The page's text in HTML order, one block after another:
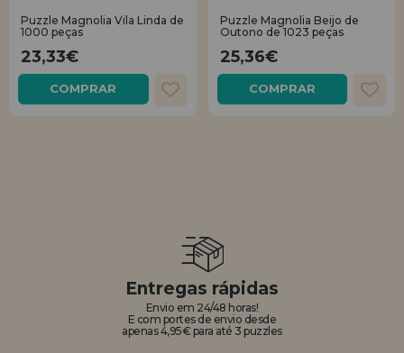
LIQUIDAÇÕES
EM FORMAÇÃO
novo cliente
Ao criar uma conta em casadopuzzle.com você poderá fazer suas
compras rapidamente em nossa loja virtual, verificar o status de seus
pedidos e consultar suas operações anteriores.
quero me cadastrar como
novo distribuidor
Puzzle Magnolia Vila Linda de
1000 peças
23,33€
COMPRAR
Puzzle Magnolia Beijo de
Outono de 1023 peças
25,36€
COMPRAR
Entregas rápidas
Envio em 24/48 horas!
E com portes de envio desde
apenas 4,95€ para até 3 puzzles